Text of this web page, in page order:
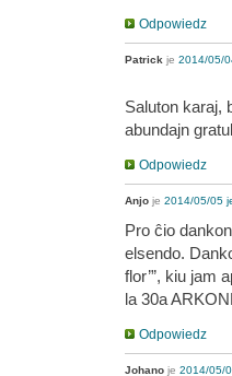
Odpowiedz
Patrick je 2014/05/
Saluton karaj,
abundajn
Odpowiedz
Anjo je 2014/05/05
Pro ĉio
elsendo.
flor’”, kiu jam
la 30a
Odpowiedz
Johano je 2014/05/